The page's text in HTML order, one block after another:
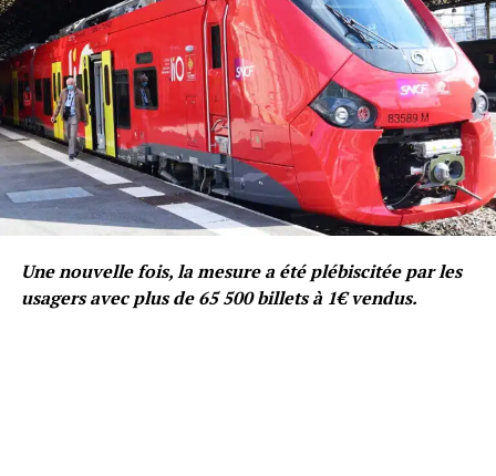
Une nouvelle fois, la mesure a été plébiscitée par les
usagers avec plus de 65 500 billets à 1€ vendus.